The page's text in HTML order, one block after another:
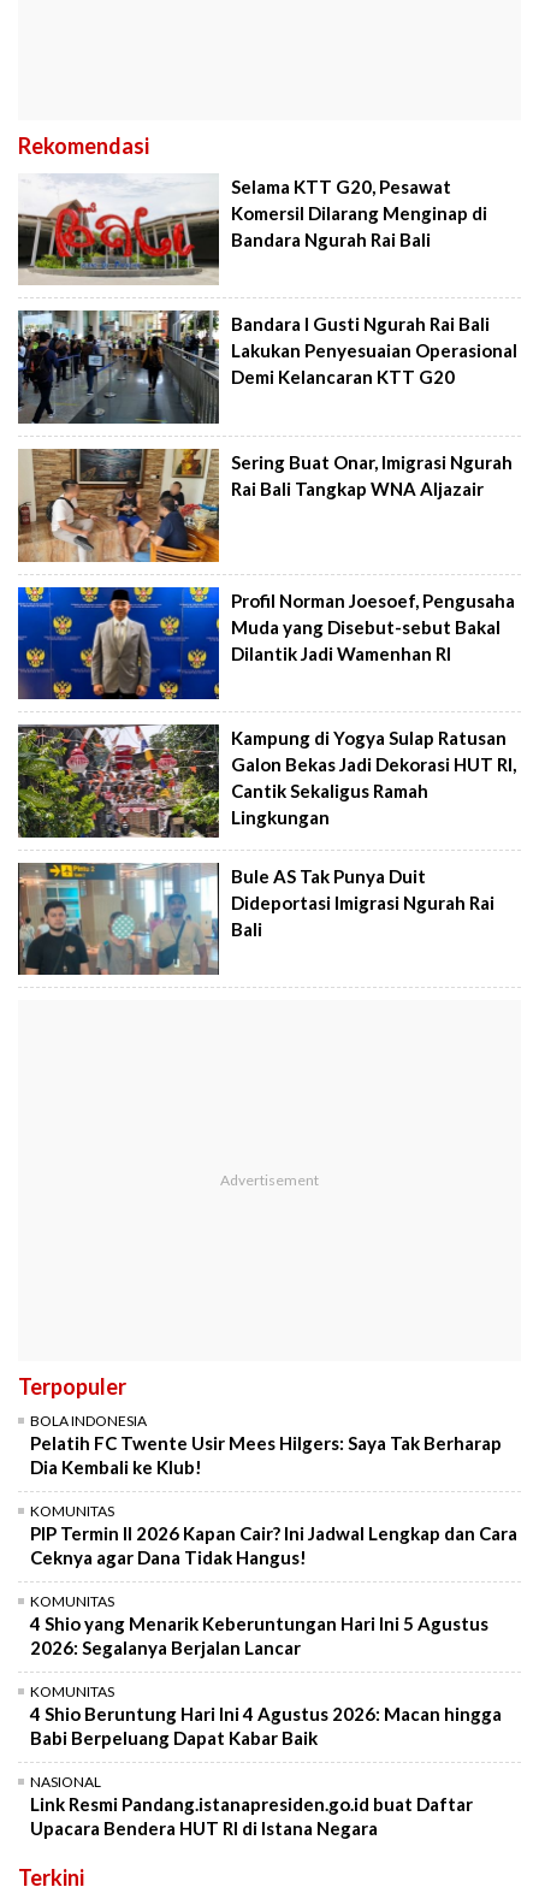
Rekomendasi
Selama KTT G20, Pesawat
Komersil Dilarang Menginap di
Bandara Ngurah Rai Bali
Bandara I Gusti Ngurah Rai Bali
Lakukan Penyesuaian Operasional
Demi Kelancaran KTT G20
Sering Buat Onar, Imigrasi Ngurah
Rai Bali Tangkap WNA Aljazair
Profil Norman Joesoef, Pengusaha
Muda yang Disebut-sebut Bakal
Dilantik Jadi Wamenhan RI
Kampung di Yogya Sulap Ratusan
Galon Bekas Jadi Dekorasi HUT RI,
Cantik Sekaligus Ramah
Lingkungan
Bule AS Tak Punya Duit
Dideportasi Imigrasi Ngurah Rai
Bali
Terpopuler
BOLA INDONESIA
Pelatih FC Twente Usir Mees Hilgers: Saya Tak Berharap
Dia Kembali ke Klub!
KOMUNITAS
PIP Termin II 2026 Kapan Cair? Ini Jadwal Lengkap dan Cara
Ceknya agar Dana Tidak Hangus!
KOMUNITAS
4 Shio yang Menarik Keberuntungan Hari Ini 5 Agustus
2026: Segalanya Berjalan Lancar
KOMUNITAS
4 Shio Beruntung Hari Ini 4 Agustus 2026: Macan hingga
Babi Berpeluang Dapat Kabar Baik
NASIONAL
Link Resmi Pandang.istanapresiden.go.id buat Daftar
Upacara Bendera HUT RI di Istana Negara
Terkini